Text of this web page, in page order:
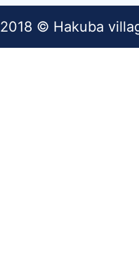
2018 © Hakuba